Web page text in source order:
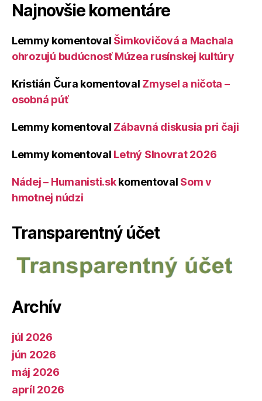
Najnovšie komentáre
Lemmy komentoval Šimkovičová a Machala
ohrozujú budúcnosť Múzea rusínskej kultúry
Kristián Čura komentoval Zmysel a ničota –
osobná púť
Lemmy komentoval Zábavná diskusia pri čaji
Lemmy komentoval Letný Slnovrat 2026
Nádej – Humanisti.skkomentoval Som v
hmotnej núdzi
Transparentný účet
Archív
júl 2026
jún 2026
máj 2026
apríl 2026